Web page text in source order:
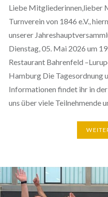
Liebe Mitgliederinnen,lieber
Turnverein von 1846 e.V.,
unserer
Dienstag, 05. Mai 2026 um
Restaurant Bahrenfeld
Hamburg Die Tagesordnung
Informationen findet ihr in
uns über viele Teilnehmende